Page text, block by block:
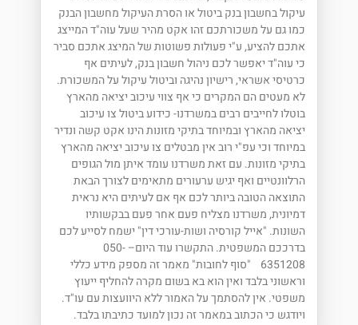
עיקול בחשבון בנק ביטול או הסרת העיקול מחשבון הבנק
כמו גם על משכורתכם זהו אקט מהיר שעל עוה"ד המייצג
אתכם להציע, ע"י פעולות פשוטות של המיצג אתכם סביר
כי עוה"ד יאפשר לכם ניהול חשבון בנק, לעיתים אף
כרטיסי אשראי, רישיון נהיגה וביטול עיקול על המשכורת.
לא מעטים הם המקרים כי אף צווי עיכוב יציאה מהארץ
בוטלו לחייבים רבים במשרדנו- כידוע ביטול צו עיכוב
יציאה מהארץ ובמיוחד בתיקי מזונות הינו אקט קשה ונדיר
במיוחד וכי עפ"י רוב אין מבטלים צו עיכוב יציאה מהארץ
בתיקי מזונות. עם זאת משרדנו עומד איתן מול הגופים
הרלוונטיים ואף יגיש ערעורים מתאימים לצורך הבאת
התוצאה הטובה ביותר לכם אף אם לעיתים היא נראית
דמיונית, משרדנו מצליח פעם אחר פעם בבקשותיו
השונות. "אייל קורסיה ושות-עורכי דין" ישמח לסייע לכם
בדרככם המשפטית. התקשרו עוד היום– 050-
6351208 "סוף לחובות" מאמר זה מספק מידע כללי
וראשוני בלבד ואין הוא בא בשום מקרה להחליף ייעוץ
משפטי. אין להסתמך על האמור ללא היוועצות עם עו"ד.
ויודגש כי הכתוב במאמר זה נכון למועד כתיבתו בלבד.